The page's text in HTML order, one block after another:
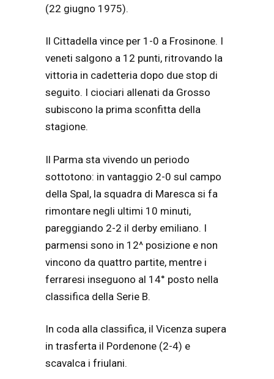
(22 giugno 1975).
Il Cittadella vince per 1-0 a Frosinone. I
veneti salgono a 12 punti, ritrovando la
vittoria in cadetteria dopo due stop di
seguito. I ciociari allenati da Grosso
subiscono la prima sconfitta della
stagione.
Il Parma sta vivendo un periodo
sottotono: in vantaggio 2-0 sul campo
della Spal, la squadra di Maresca si fa
rimontare negli ultimi 10 minuti,
pareggiando 2-2 il derby emiliano. I
parmensi sono in 12^ posizione e non
vincono da quattro partite, mentre i
ferraresi inseguono al 14° posto nella
classifica della Serie B.
In coda alla classifica, il Vicenza supera
in trasferta il Pordenone (2-4) e
scavalca i friulani.